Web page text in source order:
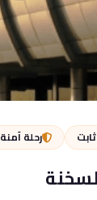
رحلة آمنة